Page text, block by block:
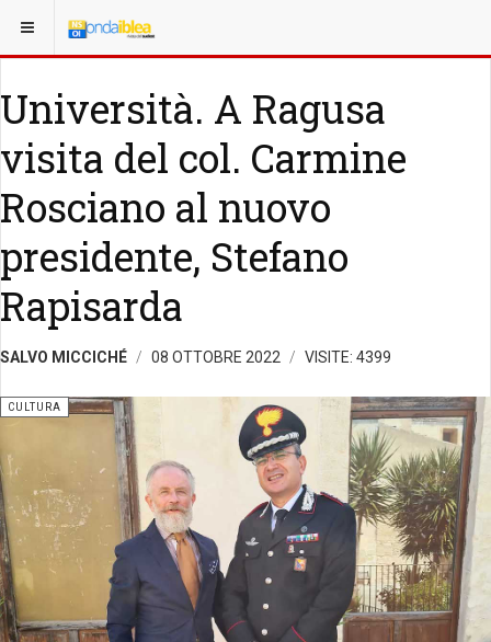
Università. A Ragusa
visita del col. Carmine
Rosciano al nuovo
presidente, Stefano
Rapisarda
SALVO MICCICHÉ 08 OTTOBRE 2022 VISITE: 4399
CULTURA